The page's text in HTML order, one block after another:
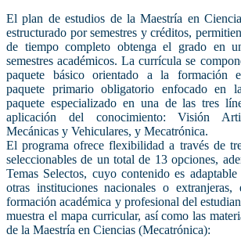
El plan de estudios de la Maestría en
estructurado por semestres y créditos,
de tiempo completo obtenga el grado en
semestres académicos. La currícula se
paquete básico orientado a la formación
paquete primario obligatorio enfocado en
paquete especializado en una de las tres
aplicación del conocimiento: Visión
Mecánicas y Vehiculares, y Mecatrónica.
El programa ofrece flexibilidad a través de
seleccionables de un total de 13 opciones,
Temas Selectos, cuyo contenido es
otras instituciones nacionales o extranjeras,
formación académica y profesional del
muestra el mapa curricular, así como las
de la Maestría en Ciencias (Mecatrónica):